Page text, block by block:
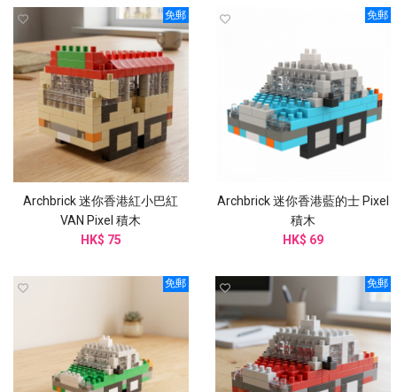
免郵
Archbrick 迷你香港紅小巴紅
VAN Pixel 積木
HK$ 75
免郵
Archbrick 迷你香港藍的士 Pixel
積木
HK$ 69
免郵 免郵